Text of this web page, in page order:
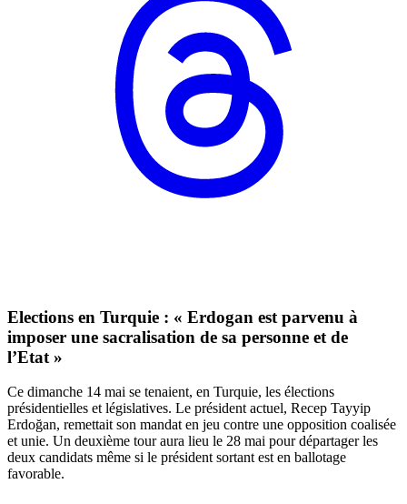
Elections en Turquie : « Erdogan est parvenu à
imposer une sacralisation de sa personne et de
l’Etat »
Ce dimanche 14 mai se tenaient, en Turquie, les élections
présidentielles et législatives. Le président actuel, Recep Tayyip
Erdoğan, remettait son mandat en jeu contre une opposition coalisée
et unie. Un deuxième tour aura lieu le 28 mai pour départager les
deux candidats même si le président sortant est en ballotage
favorable.